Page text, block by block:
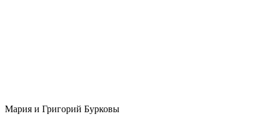
Мария и Григорий Бурковы